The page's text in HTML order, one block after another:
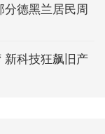
分德黑兰居民周
新科技狂飙旧产